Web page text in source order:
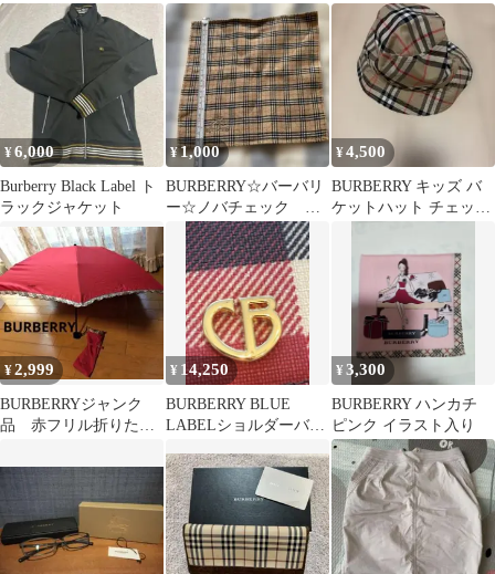
食事エプロン スタイ
ート
¥6,000
Burberry Black Label ト
ラックジャケット
¥1,000
BURBERRY☆バーバリ
ー☆ノバチェック タ
オルハンカチ ブルー
¥4,500
BURBERRY キッズ バ
ケットハット チェック
¥2,999
BURBERRYジャンク
品 赤フリル折りたた
¥ 14,250
BURBERRY BLUE
LABELショルダーバッ
¥3,300
BURBERRY ハンカチ
ピンク イラスト入り